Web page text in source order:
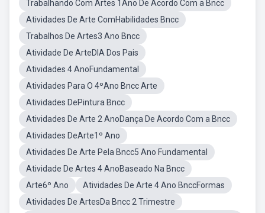
Trabalhando Com Artes 1Ano De Acordo Com a Bncc
Atividades De Arte ComHabilidades Bncc
Trabalhos De Artes3 Ano Bncc
Atividade De ArteDIA Dos Pais
Atividades 4 AnoFundamental
Atividades Para O 4ºAno Bncc Arte
Atividades DePintura Bncc
Atividades De Arte 2 AnoDança De Acordo Com a Bncc
Atividades DeArte1º Ano
Atividades De Arte Pela Bncc5 Ano Fundamental
Atividade De Artes 4 AnoBaseado Na Bncc
Arte6º Ano
Atividades De Arte 4 Ano BnccFormas
Atividades De ArtesDa Bncc 2 Trimestre